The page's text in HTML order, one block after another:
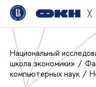
╳
Национальный
школа экономики»
компьютерных наук